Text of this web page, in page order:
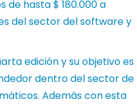
de hasta $ 180.000 a
del sector del software y
edición y su objetivo es
dentro del sector de
Además con esta